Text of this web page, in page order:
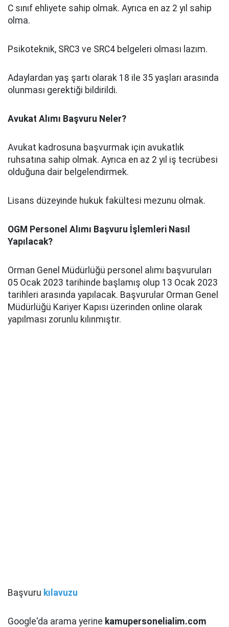
C sınıf ehliyete sahip olmak. Ayrıca en az 2 yıl sahip
olma.
Psikoteknik, SRC3 ve SRC4 belgeleri olması lazım.
Adaylardan yaş şartı olarak 18 ile 35 yaşları arasında
olunması gerektiği bildirildi.
Avukat Alımı Başvuru Neler?
Avukat kadrosuna başvurmak için avukatlık
ruhsatına sahip olmak. Ayrıca en az 2 yıl iş tecrübesi
olduğuna dair belgelendirmek.
Lisans düzeyinde hukuk fakültesi mezunu olmak.
OGM Personel Alımı Başvuru İşlemleri Nasıl
Yapılacak?
Orman Genel Müdürlüğü personel alımı başvuruları
05 Ocak 2023 tarihinde başlamış olup 13 Ocak 2023
tarihleri arasında yapılacak. Başvurular Orman Genel
Müdürlüğü Kariyer Kapısı üzerinden online olarak
yapılması zorunlu kılınmıştır.
Başvuru kılavuzu
Google'da arama yerine kamupersonelialim.com